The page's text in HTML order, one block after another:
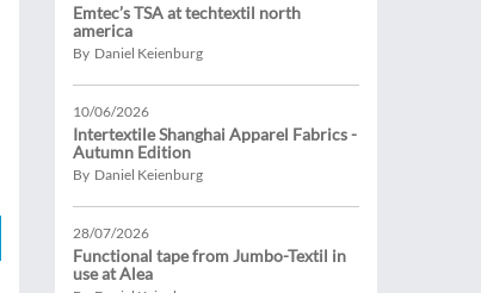
Emtec’s TSA at techtextil north
america
By Daniel Keienburg
10/06/2026
Intertextile Shanghai Apparel Fabrics -
Autumn Edition
By Daniel Keienburg
28/07/2026
Functional tape from Jumbo-Textil in
use at Alea